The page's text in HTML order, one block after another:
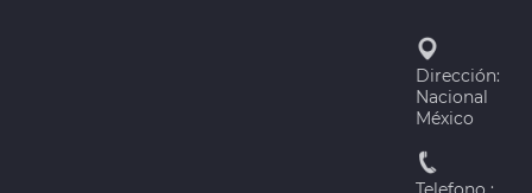
Dirección:
Nacional
México